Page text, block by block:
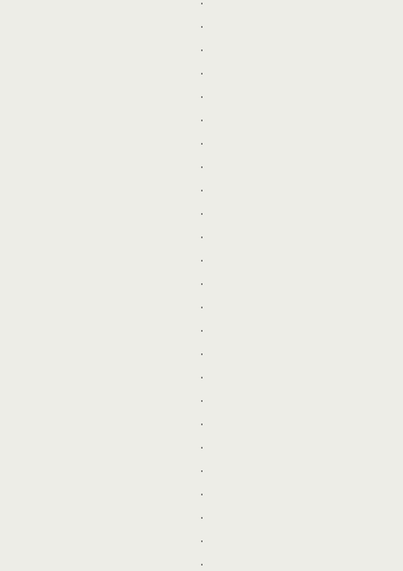
.
.
.
.
.
.
.
.
.
.
.
.
.
.
.
.
.
.
.
.
.
.
.
.